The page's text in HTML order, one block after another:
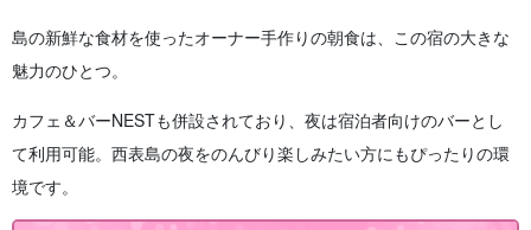
島の新鮮な食材を使ったオーナー手作りの朝食は、この宿の大きな
魅力のひとつ。
カフェ＆バーNESTも併設されており、夜は宿泊者向けのバーとし
て利用可能。西表島の夜をのんびり楽しみたい方にもぴったりの環
境です。